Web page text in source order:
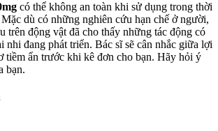
có thể không an toàn khi sử dụng trong thời
dù có những nghiên cứu hạn chế ở người,
trên động vật đã cho thấy những tác động có
nhi đang phát triển. Bác sĩ sẽ cân nhắc giữa lợi
tiềm ẩn trước khi kê đơn cho bạn. Hãy hỏi ý
bạn.